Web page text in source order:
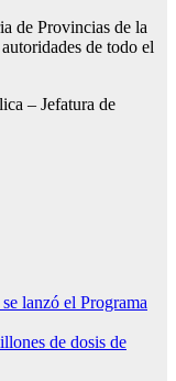
de Provincias de la
de todo el
– Jefatura de
lanzó el Programa
de dosis de